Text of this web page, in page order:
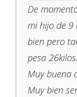
De
mi hijo de 9
bien pero
pesa 26kilos.
Muy buena
Muy bien